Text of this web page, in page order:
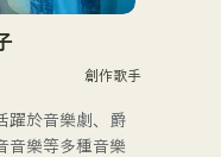
在はSNSを中心
表現を発信中。
創作歌手
躍於音樂劇、爵
音樂等多種音樂